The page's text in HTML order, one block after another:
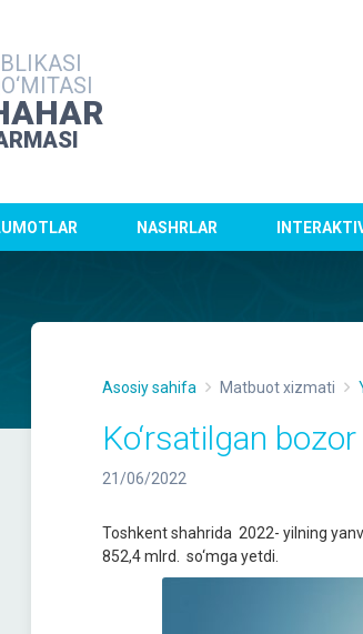
NASHRLAR
Asosiy sahifa Matbuot xizmati
Ko‘rsatilgan
21/06/2022
Toshkent shahrida 2022- yilning
852,4 mlrd. so‘mga yetdi.